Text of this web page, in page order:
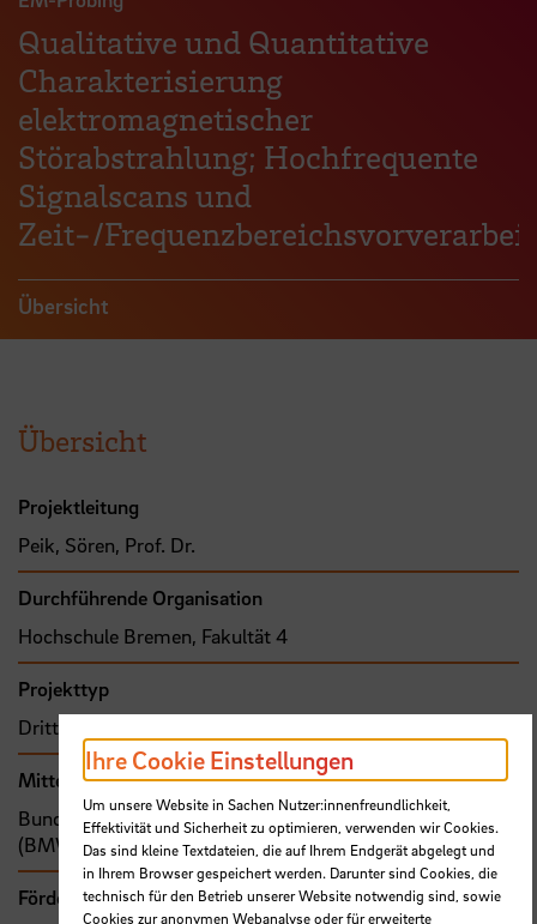
Qualitative und Quantitative
Charakterisierung
elektromagnetischer
Störabstrahlung; Hochfrequente
Signalscans und
Zeit-/
Übersicht
Übersicht
Projektleitung
Peik, Sören, Prof. Dr.
Durchführende Organisation
Hochschule Bremen, Fakultät 4
Projekttyp
Drittmittelprojekt (Zuwendung)
Mittel- bzw. Auftragsgeber
Bund, Bundesministerium für Wirtschaft und Energie
(BMWi)
Förder- bzw. Auftragssumme
Ihre Cookie Einstellungen
Um unsere Website in Sachen Nutzer:innenfreundlichkeit,
Effektivität und Sicherheit zu optimieren, verwenden wir Cookies.
Das sind kleine Textdateien, die auf Ihrem Endgerät abgelegt und
in Ihrem Browser gespeichert werden. Darunter sind Cookies, die
technisch für den Betrieb unserer Website notwendig sind, sowie
Cookies zur anonymen Webanalyse oder für erweiterte